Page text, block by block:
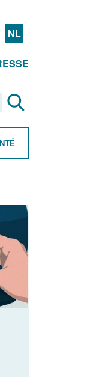
NL